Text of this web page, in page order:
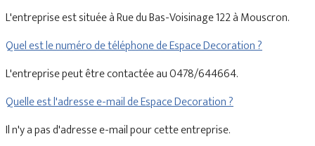
L'entreprise est située à Rue du Bas-Voisinage 122 à Mouscron.
Quel est le numéro de téléphone de Espace Decoration ?
L'entreprise peut être contactée au 0478/644664.
Quelle est l'adresse e-mail de Espace Decoration ?
Il n'y a pas d'adresse e-mail pour cette entreprise.